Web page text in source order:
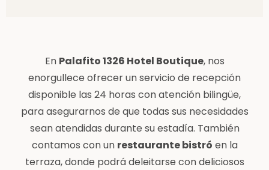
En Palafito 1326 Hotel Boutique, nos
enorgullece ofrecer un servicio de recepción
disponible las 24 horas con atención bilingüe,
para asegurarnos de que todas sus necesidades
sean atendidas durante su estadía. También
contamos con un restaurante bistró en la
terraza, donde podrá deleitarse con deliciosos